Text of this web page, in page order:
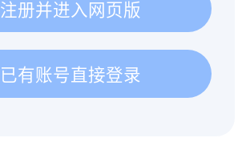
注册并进入网页版
已有账号直接登录